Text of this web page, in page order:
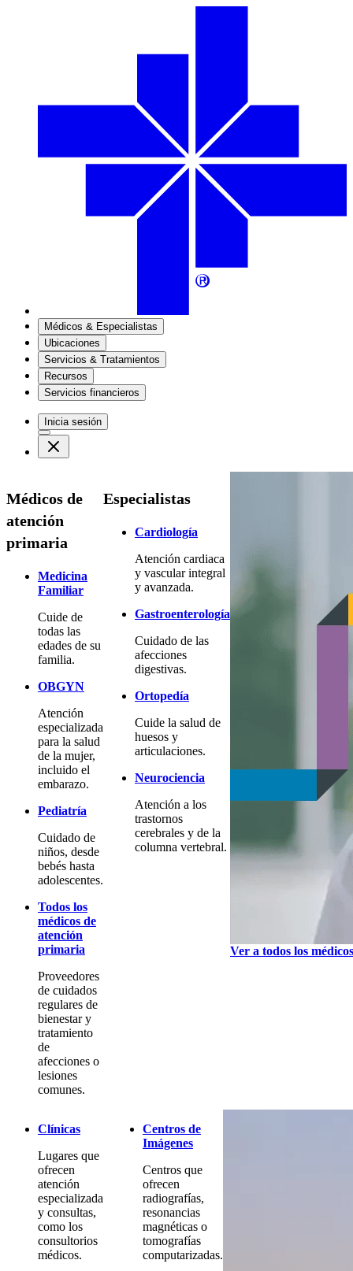
Médicos & Especialistas
Ubicaciones
Servicios & Tratamientos
Recursos
Servicios financieros
Inicia sesión
Médicos de
atención
primaria
Medicina
Familiar
Cuide de
todas las
edades de su
familia.
OBGYN
Atención
especializada
para la salud
de la mujer,
incluido el
embarazo.
Pediatría
Cuidado de
niños, desde
bebés hasta
adolescentes.
Todos los
médicos de
atención
primaria
Proveedores
de cuidados
regulares de
bienestar y
tratamiento
de
afecciones o
lesiones
comunes.
Especialistas
Cardiología
Atención cardiaca
y vascular integral
y avanzada.
Gastroenterología
Cuidado de las
afecciones
digestivas.
Ortopedía
Cuide la salud de
huesos y
articulaciones.
Neurociencia
Atención a los
trastornos
cerebrales y de la
columna vertebral.
Ver a todos los médicos
Clínicas
Lugares que
ofrecen
atención
especializada
y consultas,
como los
consultorios
médicos.
Centros de
Imágenes
Centros que
ofrecen
radiografías,
resonancias
magnéticas o
tomografías
computarizadas.